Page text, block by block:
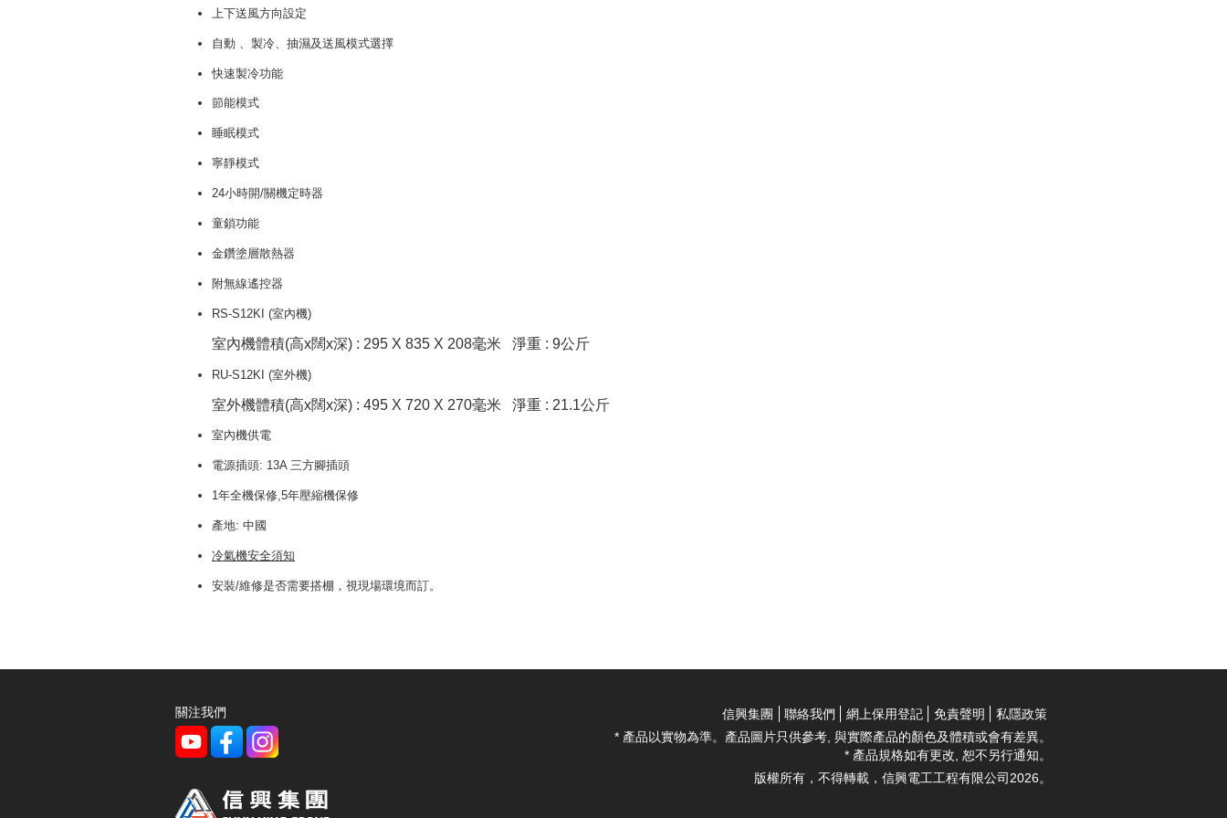
上下送風方向設定
自動 、製冷、抽濕及送風模式選擇
快速製冷功能
節能模式
睡眠模式
寧靜模式
24小時開/關機定時器
童鎖功能
金鑽塗層散熱器
附無線遙控器
RS-S12KI (室內機)
室內機體積(高x闊x深) : 295 X 835 X 208毫米 淨重 : 9公斤
RU-S12KI (室外機)
室外機體積(高x闊x深) : 495 X 720 X 270毫米 淨重 : 21.1公斤
室內機供電
電源插頭: 13A 三方腳插頭
1年全機保修,5年壓縮機保修
產地: 中國
冷氣機安全須知
安裝/維修是否需要搭棚，視現場環境而訂。
關注我們 信興集團 聯絡我們 網上保用登記 免責聲明
私隱政策
* 產品以實物為準。產品圖片只供參考, 與實際產品的顏色及體積或會有差異。
* 產品規格如有更改, 恕不另行通知。
版權所有，不得轉載，信興電工工程有限公司2026。